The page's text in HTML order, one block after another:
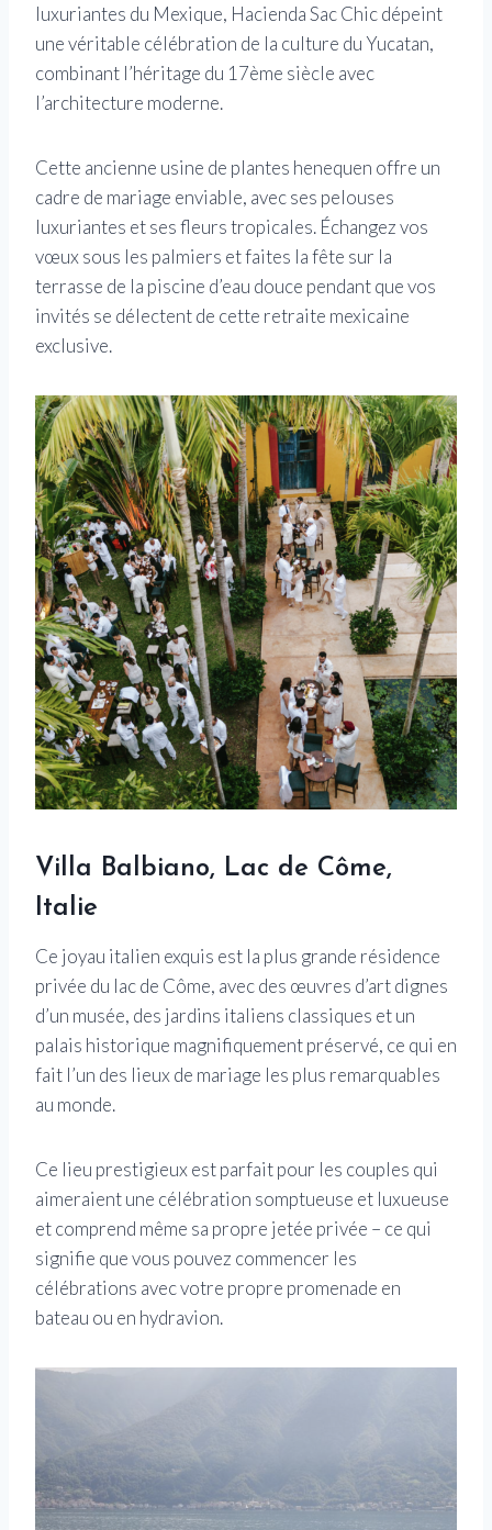
luxuriantes du Mexique, Hacienda Sac Chic dépeint
une véritable célébration de la culture du Yucatan,
combinant l’héritage du 17ème siècle avec
l’architecture moderne.
Cette ancienne usine de plantes henequen offre un
cadre de mariage enviable, avec ses pelouses
luxuriantes et ses fleurs tropicales. Échangez vos
vœux sous les palmiers et faites la fête sur la
terrasse de la piscine d’eau douce pendant que vos
invités se délectent de cette retraite mexicaine
exclusive.
Villa Balbiano, Lac de Côme,
Italie
Ce joyau italien exquis est la plus grande résidence
privée du lac de Côme, avec des œuvres d’art dignes
d’un musée, des jardins italiens classiques et un
palais historique magnifiquement préservé, ce qui en
fait l’un des lieux de mariage les plus remarquables
au monde.
Ce lieu prestigieux est parfait pour les couples qui
aimeraient une célébration somptueuse et luxueuse
et comprend même sa propre jetée privée – ce qui
signifie que vous pouvez commencer les
célébrations avec votre propre promenade en
bateau ou en hydravion.